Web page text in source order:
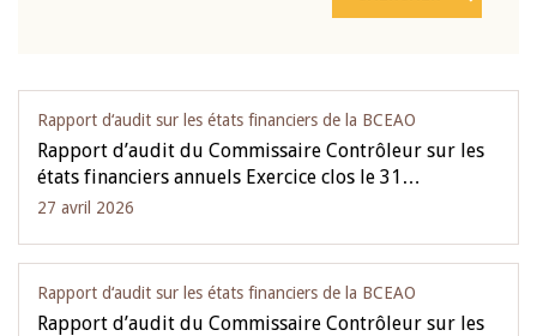
Rapport d‘audit sur les états financiers de la BCEAO
Rapport d’audit du Commissaire Contrôleur sur les
états financiers annuels Exercice clos le 31…
27 avril 2026
Rapport d‘audit sur les états financiers de la BCEAO
Rapport d’audit du Commissaire Contrôleur sur les